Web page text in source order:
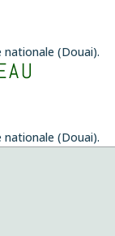
nationale (Douai).
nationale (Douai).